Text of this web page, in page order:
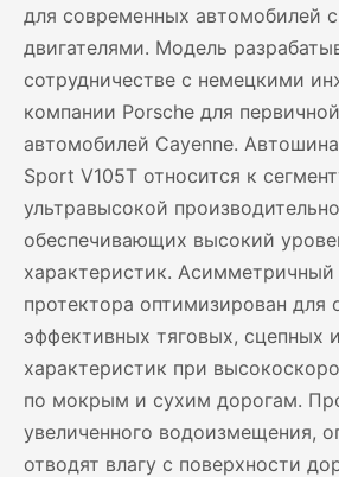
для современных автомобилей
двигателями. Модель
сотрудничестве с немецкими
компании Porsche для
автомобилей Cayenne.
Sport V105T относится к
ультравысокой
обеспечивающих высокий
характеристик. Асимметричный
протектора оптимизирован для
эффективных тяговых, сцепных
характеристик при
по мокрым и сухим дорогам.
увеличенного водоизмещения,
отводят влагу с поверхности